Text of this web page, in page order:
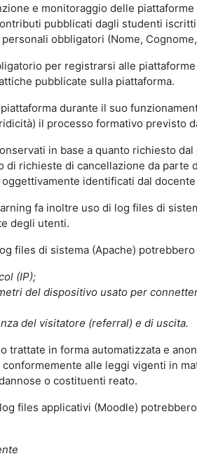
e monitoraggio delle
pubblicati dagli studenti
obbligatori (Nome,
per registrarsi alle
pubblicate sulla piattaforma.
durante il suo
il processo formativo previsto
in base a quanto richiesto
di richieste di cancellazione da
identificati dal
fa inoltre uso di log files di
degli utenti.
files di sistema (Apache)
(IP);
del dispositivo usato per
del visitatore (referral) e di uscita.
trattate in forma automatizzata e
alle leggi vigenti in
o costituenti reato.
files applicativi (Moodle)